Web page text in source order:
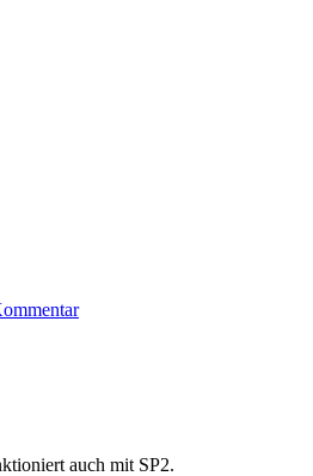
auch mit SP2.